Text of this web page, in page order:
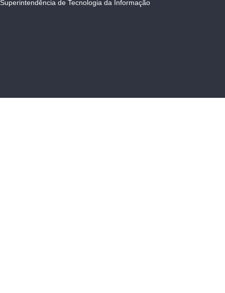
Superintendência de Tecnologia da Informação